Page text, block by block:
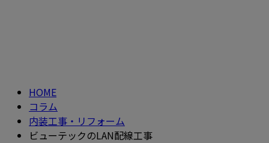
HOME
コラム
内装工事・リフォーム
ビューテックのLAN配線工事